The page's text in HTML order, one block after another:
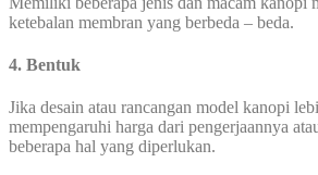
ketebalan membran yang berbeda – beda.
4. Bentuk
Jika desain atau rancangan model kanopi
mempengaruhi harga dari pengerjaannya
beberapa hal yang diperlukan.